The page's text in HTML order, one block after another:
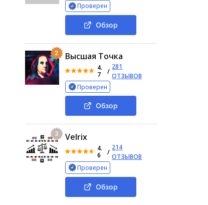
Luna X Pro Сводная информация о проекте
Проверен
Обзор
2 Высшая Точка
4.
7
/
281
ОТЗЫВОВ
Проверен
Обзор
3 Velrix
4.
6
/
214
ОТЗЫВОВ
Проверен
Обзор